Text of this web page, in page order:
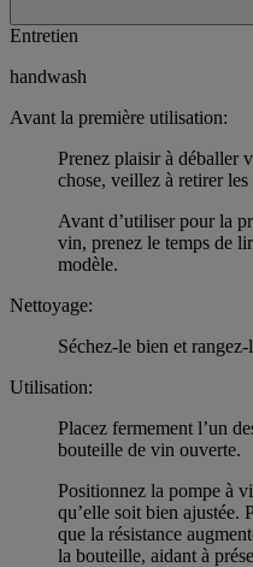
Entretien
handwash
Avant la première utilisation:
Prenez plaisir à déballer
chose, veillez à retirer
Avant d’utiliser pour la
vin, prenez le temps de
modèle.
Nettoyage:
Séchez-le bien et
Utilisation:
Placez fermement l’un
bouteille de vin ouverte.
Positionnez la pompe à
qu’elle soit bien ajustée.
que la résistance
la bouteille, aidant à